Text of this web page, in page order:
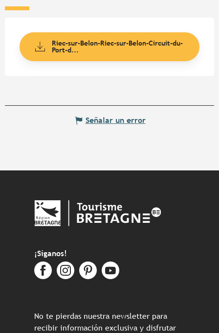
Riec-sur-Belon-Riec-sur-Belon-Circuit-du-
Port-d...
Señalar un error
¡Síganos!
No te pierdas nuestra newsletter para
recibir información exclusiva y disfrutar